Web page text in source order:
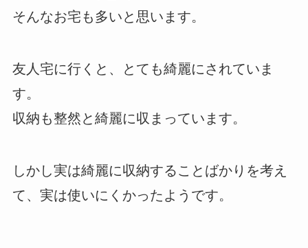
そんなお宅も多いと思います。
友人宅に行くと、とても綺麗にされていま
す。
収納も整然と綺麗に収まっています。
しかし実は綺麗に収納することばかりを考え
て、実は使いにくかったようです。